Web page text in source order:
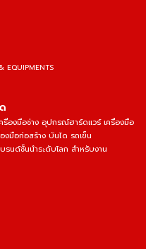
EQUIPMENTS
รื่องมือช่าง อุปกรณ์ฮาร์ดแวร์ เครื่องมือ
งมือก่อสร้าง บันได รถเข็น
นด์ชั้นนำระดับโลก สำหรับงาน